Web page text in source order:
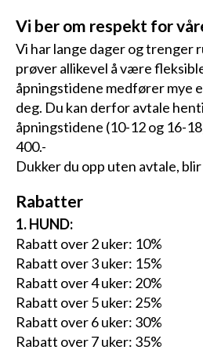
Vi ber om respekt for
Vi har lange dager og trenger
prøver allikevel å være
åpningstidene medfører mye
deg. Du kan derfor avtale
åpningstidene (10-12 og 16-
400.-
Dukker du opp uten avtale,
Rabatter
1. HUND:
Rabatt over 2 uker: 10%
Rabatt over 3 uker: 15%
Rabatt over 4 uker: 20%
Rabatt over 5 uker: 25%
Rabatt over 6 uker: 30%
Rabatt over 7 uker: 35%